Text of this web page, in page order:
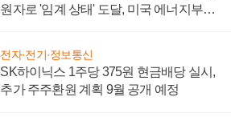
원자로 '임계 상태' 도달, 미국 에너지부
전자·전기·정보통신
SK하이닉스 1주당 375원 현금배당 실시,
추가 주주환원 계획 9월 공개 예정